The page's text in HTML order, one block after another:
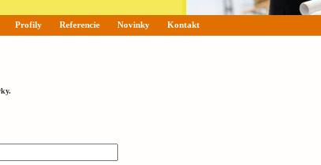
Profily Referencie Novinky Kontakt